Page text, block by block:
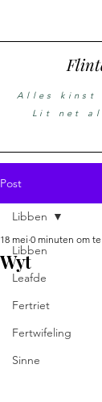
Alles kinst
Lit net
Post
Libben
Leafde
Fertriet
Fertwifeling
Sinne
Libben
Wyt
18 mei 0 minuten om